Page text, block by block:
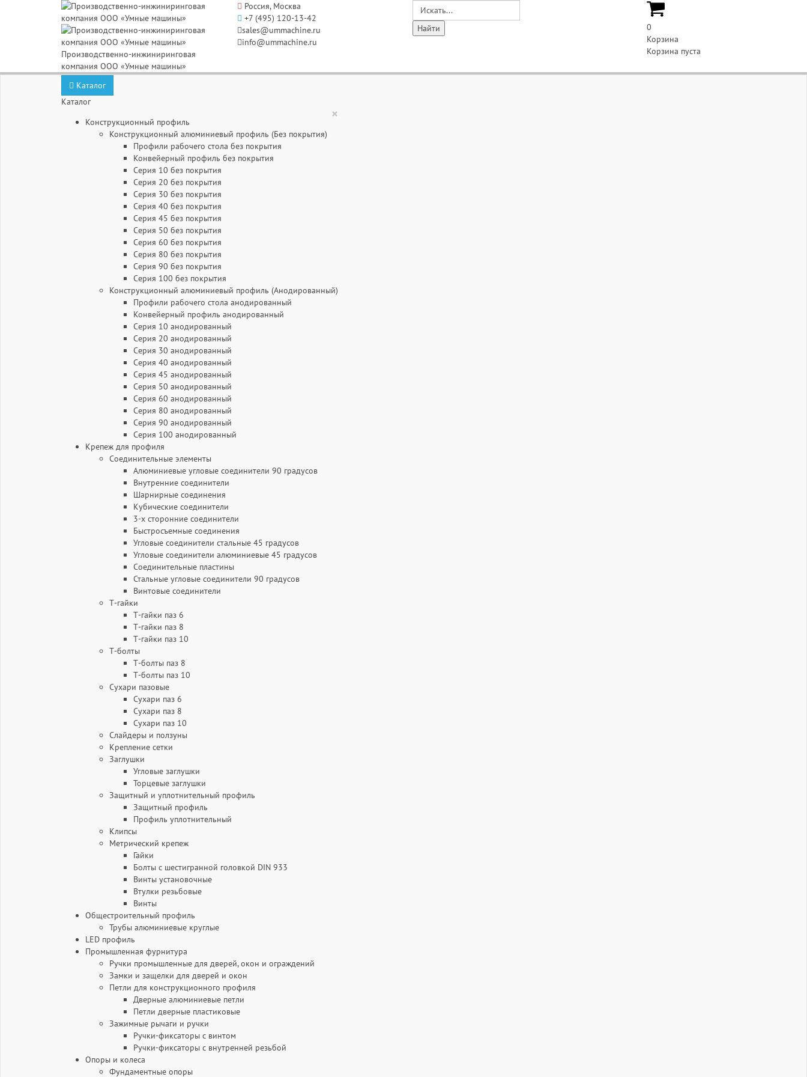
Производственно-инжиниринговая
компания ООО «Умные машины»
Россия, Москва
+7 (495) 120-13-42
sales@ummachine.ru
info@ummachine.ru
0
Корзина
Корзина пуста
Каталог
Каталог
×
Конструкционный профиль
Конструкционный алюминиевый профиль (Без покрытия)
Профили рабочего стола без покрытия
Конвейерный профиль без покрытия
Серия 10 без покрытия
Серия 20 без покрытия
Серия 30 без покрытия
Серия 40 без покрытия
Серия 45 без покрытия
Серия 50 без покрытия
Серия 60 без покрытия
Серия 80 без покрытия
Серия 90 без покрытия
Серия 100 без покрытия
Конструкционный алюминиевый профиль (Анодированный)
Профили рабочего стола анодированный
Конвейерный профиль анодированный
Серия 10 анодированный
Серия 20 анодированный
Серия 30 анодированный
Серия 40 анодированный
Серия 45 анодированный
Серия 50 анодированный
Серия 60 анодированный
Серия 80 анодированный
Серия 90 анодированный
Серия 100 анодированный
Крепеж для профиля
Соединительные элементы
Алюминиевые угловые соединители 90 градусов
Внутренние соединители
Шарнирные соединения
Кубические соединители
3-х сторонние соединители
Быстросъемные соединения
Угловые соединители стальные 45 градусов
Угловые соединители алюминиевые 45 градусов
Соединительные пластины
Стальные угловые соединители 90 градусов
Винтовые соединители
Т-гайки
Т-гайки паз 6
Т-гайки паз 8
Т-гайки паз 10
Т-болты
Т-болты паз 8
Т-болты паз 10
Сухари пазовые
Сухари паз 6
Сухари паз 8
Сухари паз 10
Слайдеры и ползуны
Крепление сетки
Заглушки
Угловые заглушки
Торцевые заглушки
Защитный и уплотнительный профиль
Защитный профиль
Профиль уплотнительный
Клипсы
Метрический крепеж
Гайки
Болты с шестигранной головкой DIN 933
Винты установочные
Втулки резьбовые
Винты
Общестроительный профиль
Трубы алюминиевые круглые
LED профиль
Промышленная фурнитура
Ручки промышленные для дверей, окон и ограждений
Замки и защелки для дверей и окон
Петли для конструкционного профиля
Дверные алюминиевые петли
Петли дверные пластиковые
Зажимные рычаги и ручки
Ручки-фиксаторы c винтом
Ручки-фиксаторы c внутренней резьбой
Опоры и колеса
Фундаментные опоры